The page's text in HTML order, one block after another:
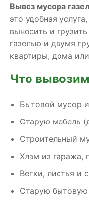
Вывоз мусора
это удобная
выносить и
газелью и двумя
квартиры, дома
Что вывозим
Бытовой мусор
Старую мебель
Строительный
Хлам из гаража,
Ветки, листья и
Старую бытовую